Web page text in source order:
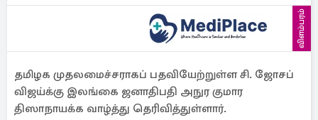
விளம்பரம்
தமிழக முதலமைச்சராகப் பதவியேற்றுள்ள சி. ஜோசப்
விஜய்க்கு இலங்கை ஜனாதிபதி அநுர குமார
திஸாநாயக்க வாழ்த்து தெரிவித்துள்ளார்.